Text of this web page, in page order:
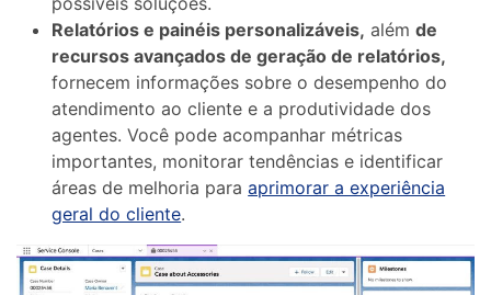
Relatórios e painéis personalizáveis, alémde
recursos avançados de geração de relatórios,
fornecem informações sobre o desempenho do
atendimento ao cliente e a produtividade dos
agentes. Você pode acompanhar métricas
importantes, monitorar tendências e identificar
áreas de melhoria paraaprimorar a experiência
geral do cliente.